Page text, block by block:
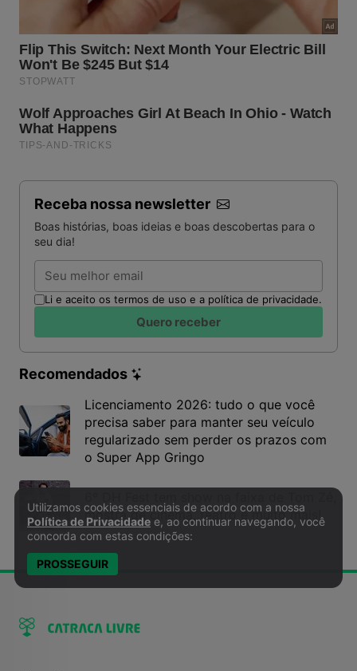
Receba nossa newsletter
Boas histórias, boas ideias e boas descobertas para o
seu dia!
Email
Li e aceito os termos de uso e a política de privacidade.
Quero receber
Recomendados
Licenciamento 2026: tudo o que você
precisa saber para manter seu veículo
regularizado sem perder os prazos com
o Super App Gringo
mostra de cinema, teatro e muito mais!
Política de Privacidade e Cookies
Utilizamos cookies essenciais de acordo com a nossa
Política de Privacidade e, ao continuar navegando, você
concorda com estas condições:
PROSSEGUIR